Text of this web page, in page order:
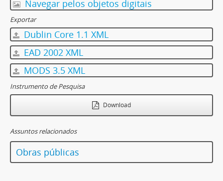
Navegar pelos objetos digitais
Exportar
Dublin Core 1.1 XML
EAD 2002 XML
MODS 3.5 XML
Instrumento de Pesquisa
Download
Assuntos relacionados
Obras públicas